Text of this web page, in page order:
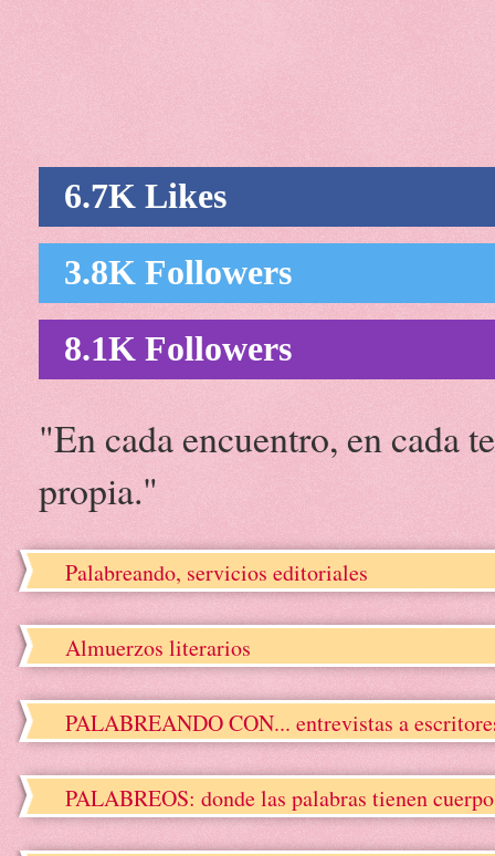
6.7K Likes
3.8K Followers
8.1K Followers
"En cada encuentro, en cada
propia."
Palabreando, servicios editoriales
Almuerzos literarios
PALABREANDO CON... entrevistas a
PALABREOS: donde las palabras tienen